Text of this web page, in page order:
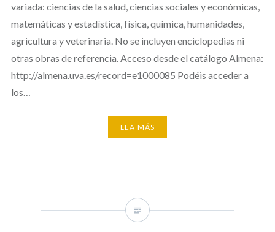
variada: ciencias de la salud, ciencias sociales y económicas,
matemáticas y estadística, física, química, humanidades,
agricultura y veterinaria. No se incluyen enciclopedias ni
otras obras de referencia. Acceso desde el catálogo Almena:
http://almena.uva.es/record=e1000085 Podéis acceder a
los…
LEA MÁS